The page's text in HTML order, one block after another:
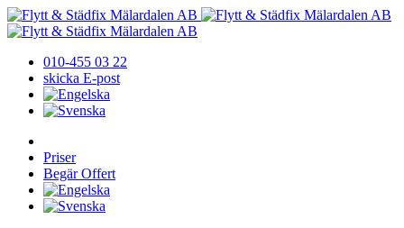
010-455 03 22
skicka E-post
Priser
Begär Offert